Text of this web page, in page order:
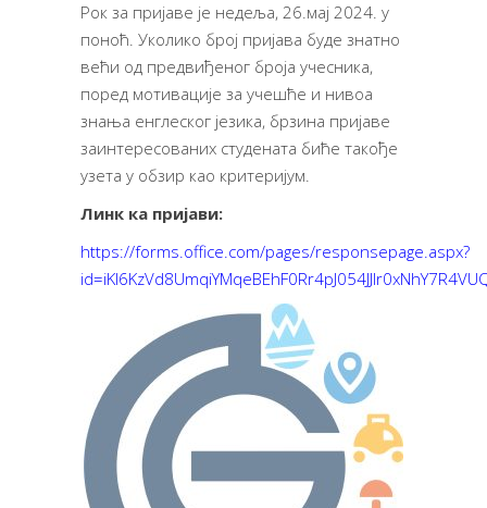
Рок за пријаве је недеља, 26.мај 2024. у
поноћ. Уколико број пријава буде знатно
већи од предвиђеног броја учесника,
поред мотивације за учешће и нивоа
знања енглеског језика, брзина пријаве
заинтересованих студената биће такође
узета у обзир као критеријум.
Линк ка пријави:
https://forms.office.com/pages/responsepage.aspx?